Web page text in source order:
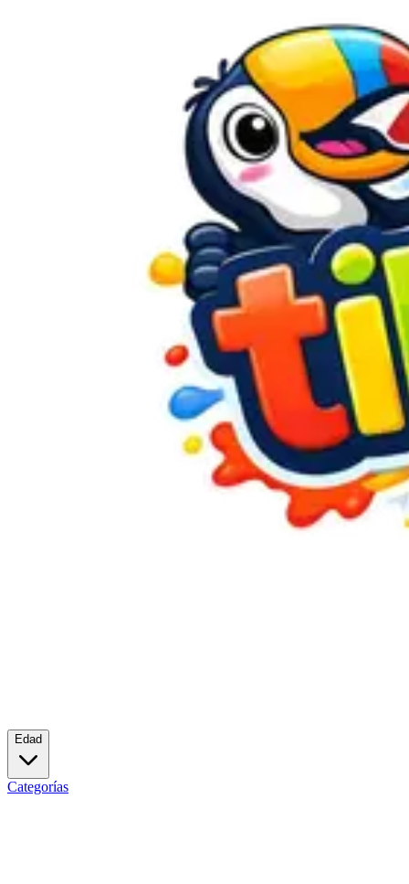
Edad
Categorías